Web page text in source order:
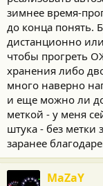
зимнее время-
до конца понять.
дистанционно
чтобы прогреть
хранения либо
много наверно
и еще можно ли
меткой - у меня
штука - без метки
заранее
MaZaY